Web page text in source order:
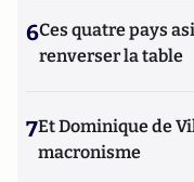
6Ces quatre pays
renverser la table
7Et Dominique de
macronisme